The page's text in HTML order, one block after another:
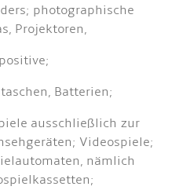
photographische
Projektoren,
Batterien;
ausschließlich zur
Videospiele;
nämlich